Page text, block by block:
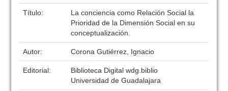
Título:
La conciencia como Relación Social la
Prioridad de la Dimensión Social en su
conceptualización.
Autor: Corona Gutiérrez, Ignacio
Editorial:
Biblioteca Digital wdg.biblio
Universidad de Guadalajara